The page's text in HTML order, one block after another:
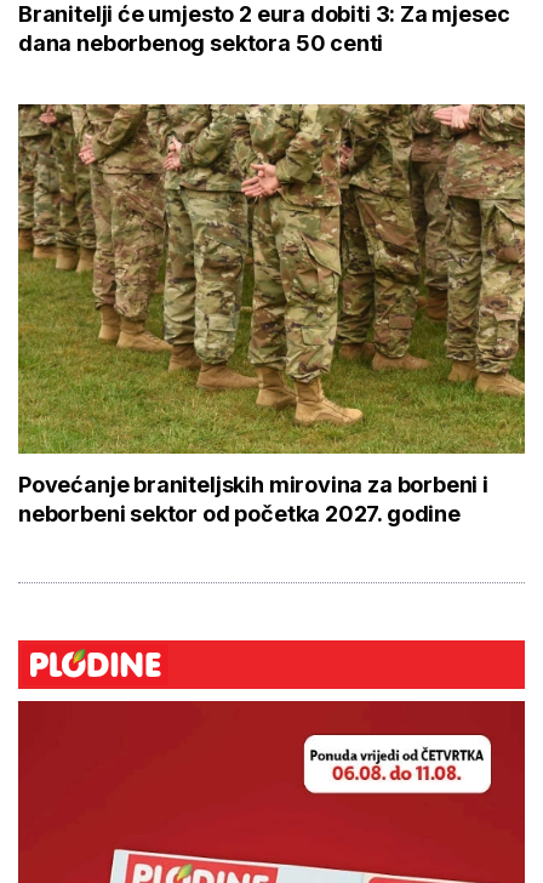
Branitelji će umjesto 2 eura dobiti 3: Za mjesec
dana neborbenog sektora 50 centi
Povećanje braniteljskih mirovina za borbeni i
neborbeni sektor od početka 2027. godine